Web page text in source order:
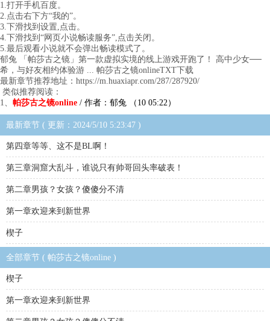
1.打开手机百度。
2.点击右下方“我的”。
3.下滑找到设置,点击。
4.下滑找到“网页小说畅读服务”,点击关闭。
5.最后观看小说就不会弹出畅读模式了。
郁兔 「帕莎古之镜」第一款虚拟实境的线上游戏开跑了！ 高中少女──
希，与好友相约体验游 ... 帕莎古之镜onlineTXT下载
最新章节推荐地址：https://m.huaxiapr.com/287/287920/
类似推荐阅读：
1、 帕莎古之镜online / 作者：郁兔 （10 05:22）
最新章节 ( 更新：2024/5/10 5:23:47 )
第四章等等、这不是BL啊！
第三章洞窟大乱斗，谁说只有帅哥回头率破表！
第二章男孩？女孩？傻傻分不清
第一章欢迎来到新世界
楔子
全部章节 ( 帕莎古之镜online )
楔子
第一章欢迎来到新世界